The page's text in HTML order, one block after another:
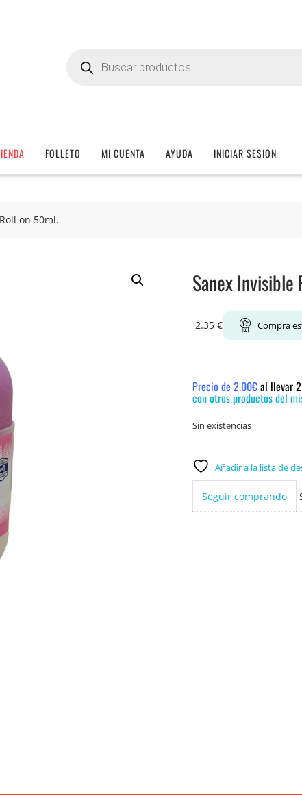
productos
FOLLETO MI CUENTA AYUDA INICIAR SESIÓN
on 50ml.
Sanex
2.35 € Compra
Precio de 2.00€al llevar
con otros productos del
Sin existencias
Añadir a la lista de
Seguir comprando